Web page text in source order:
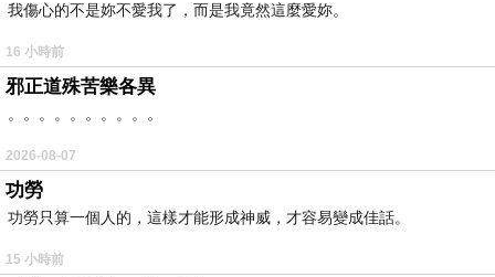
會壞了興致，除了去google看有沒有人住過之
外，
也是可以納入考量範圍喔！
這邊先提供我訂的 普瑞烏蘭達瑞精品假日溫泉飯
店 - 烏布 房間介紹
我傷心的不是妳不愛我了，而是我竟然這麼愛妳。
16 小時前
邪正道殊苦樂各異
。。。。。。。。。。
2026-08-07
功勞
功勞只算一個人的，這樣才能形成神威，才容易變成佳話。
15 小時前